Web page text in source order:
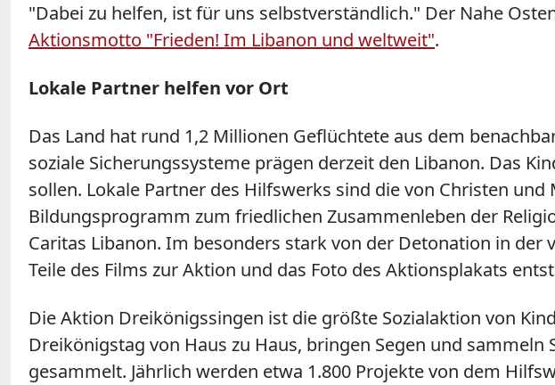
"Dabei zu helfen, ist für uns selbstverständlich." Der Nahe
Aktionsmotto "Frieden! Im Libanon und weltweit".
Lokale Partner helfen vor Ort
Das Land hat rund 1,2 Millionen Geflüchtete aus dem
soziale Sicherungssysteme prägen derzeit den Libanon. Das
sollen. Lokale Partner des Hilfswerks sind die von Christen
Bildungsprogramm zum friedlichen Zusammenleben der
Caritas Libanon. Im besonders stark von der Detonation in
Teile des Films zur Aktion und das Foto des Aktionsplakats
Die Aktion Dreikönigssingen ist die größte Sozialaktion von
Dreikönigstag von Haus zu Haus, bringen Segen und
gesammelt. Jährlich werden etwa 1.800 Projekte von dem